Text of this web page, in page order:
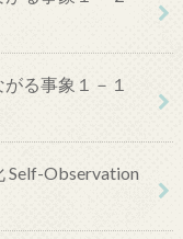
る事象１－１
Self-Observation